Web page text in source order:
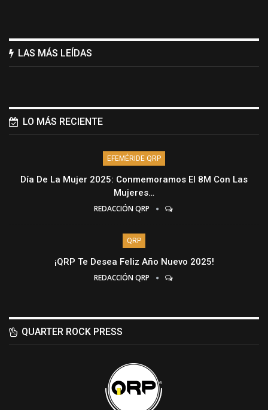
LAS MÁS LEÍDAS
LO MÁS RECIENTE
EFEMÉRIDE QRP
Día De La Mujer 2025: Conmemoramos El 8M Con Las
Mujeres…
REDACCIÓN QRP
QRP
¡QRP Te Desea Feliz Año Nuevo 2025!
REDACCIÓN QRP
QUARTER ROCK PRESS